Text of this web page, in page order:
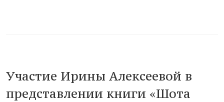
Участие Ирины Алексеевой в
представлении книги «Шота